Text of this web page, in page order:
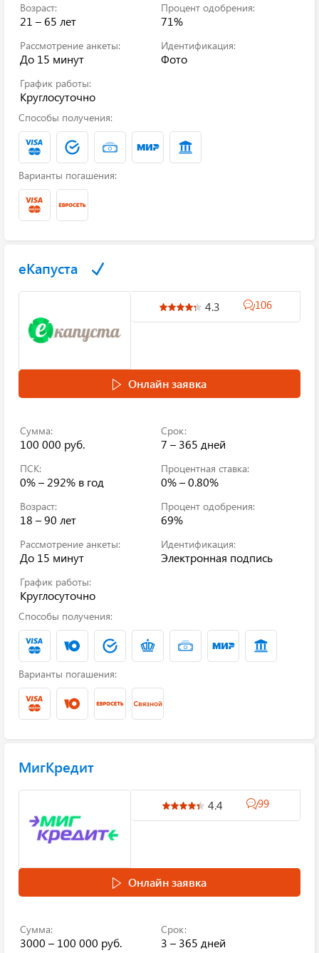
Возраст:
21 – 65 лет
Процент одобрения:
71%
Рассмотрение анкеты:
До 15 минут
Идентификация:
Фото
График работы:
Круглосуточно
Способы получения:
Варианты погашения:
еКапуста
4.3 106
Онлайн заявка
Сумма:
100 000 руб.
Срок:
7 – 365 дней
ПСК:
0% – 292% в год
Процентная ставка:
0% – 0.80%
Возраст:
18 – 90 лет
Процент одобрения:
69%
Рассмотрение анкеты:
До 15 минут
Идентификация:
Электронная подпись
График работы:
Круглосуточно
Способы получения:
Варианты погашения:
МигКредит
4.4 99
Онлайн заявка
Сумма:
3000 – 100 000 руб.
Срок:
3 – 365 дней